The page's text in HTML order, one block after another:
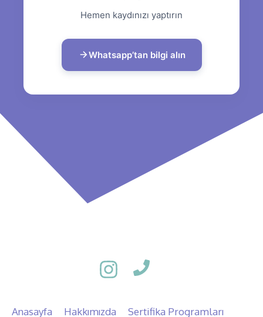
Hemen kaydınızı yaptırın
Whatsapp’tan bilgi alın
Anasayfa Hakkımızda Sertifika Programları